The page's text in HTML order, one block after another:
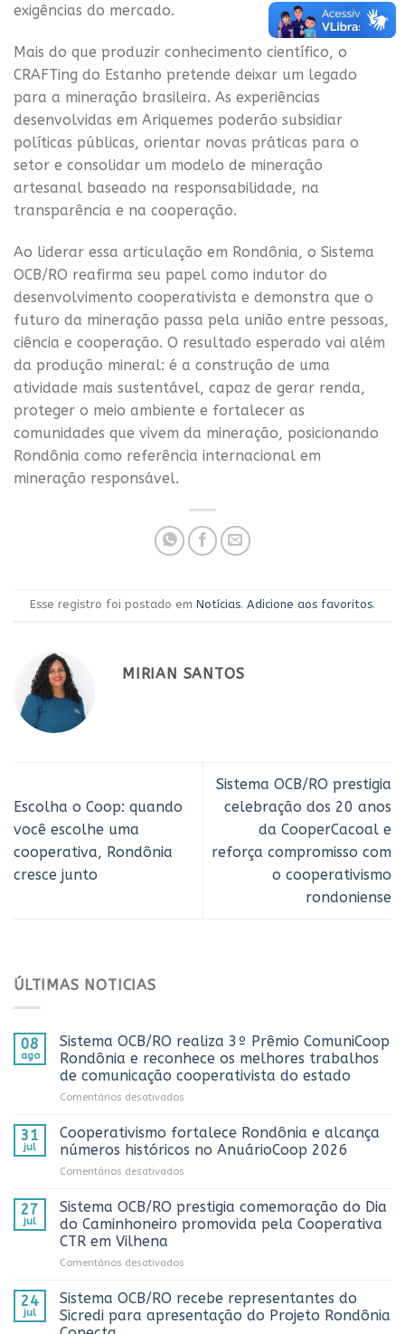
exigências do mercado.
Mais do que produzir conhecimento científico, o
CRAFTing do Estanho pretende deixar um legado
para a mineração brasileira. As experiências
desenvolvidas em Ariquemes poderão subsidiar
políticas públicas, orientar novas práticas para o
setor e consolidar um modelo de mineração
artesanal baseado na responsabilidade, na
transparência e na cooperação.
Ao liderar essa articulação em Rondônia, o Sistema
OCB/RO reafirma seu papel como indutor do
desenvolvimento cooperativista e demonstra que o
futuro da mineração passa pela união entre pessoas,
ciência e cooperação. O resultado esperado vai além
da produção mineral: é a construção de uma
atividade mais sustentável, capaz de gerar renda,
proteger o meio ambiente e fortalecer as
comunidades que vivem da mineração, posicionando
Rondônia como referência internacional em
mineração responsável.
Esse registro foi postado em Notícias. Adicione aos favoritos.
MIRIAN SANTOS
Escolha o Coop: quando
você escolhe uma
cooperativa, Rondônia
cresce junto
Sistema OCB/RO prestigia
celebração dos 20 anos
da CooperCacoal e
reforça compromisso com
o cooperativismo
rondoniense
ÚLTIMAS NOTICIAS
08
ago
Sistema OCB/RO realiza 3º Prêmio ComuniCoop
Rondônia e reconhece os melhores trabalhos
de comunicação cooperativista do estado
Comentários desativados
OCB/RO
3º
Rondônia
e
reconhece
de
comunicação
cooperativista
31
jul
Cooperativismo fortalece Rondônia e alcança
números históricos no AnuárioCoop 2026
Comentários desativados
fortalece
Rondônia
e
no
AnuárioCoop
2026
27
jul
Sistema OCB/RO prestigia comemoração do Dia
do Caminhoneiro promovida pela Cooperativa
CTR em Vilhena
Comentários desativados
OCB/RO
prestigia
comemoração
24
jul
Sistema OCB/RO recebe representantes do
Sicredi para apresentação do Projeto Rondônia